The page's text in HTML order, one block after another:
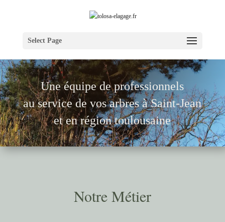
Select Page
Une équipe de professionnels
au service de vos arbres à Saint-Jean
et en région toulousaine
Notre Métier